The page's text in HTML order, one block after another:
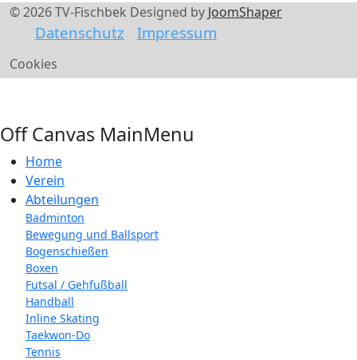
© 2026 TV-Fischbek Designed by JoomShaper
Datenschutz Impressum
Cookies
Off Canvas MainMenu
Home
Verein
Abteilungen
Badminton
Bewegung und Ballsport
Bogenschießen
Boxen
Futsal / Gehfußball
Handball
Inline Skating
Taekwon-Do
Tennis